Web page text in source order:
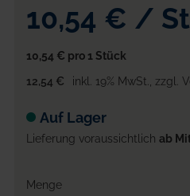
10,54 € / St
10,54 € pro 1 Stück
12,54 €
inkl. 19% MwSt. zzgl.
Auf Lager
Lieferung voraussichtlich ab
Menge